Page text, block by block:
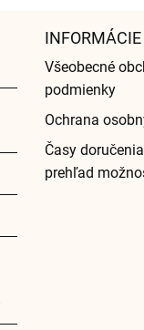
INFORMÁCIE
Všeobecné
podmienky
Ochrana
Časy
prehľad